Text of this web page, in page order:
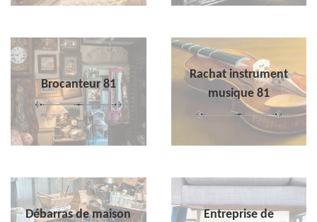
Brocanteur 81
Rachat instrument
musique 81
Débarras de maison
Entreprise de